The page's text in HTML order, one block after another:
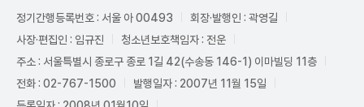
정기간행등록번호 : 서울 아 00493
회장·발행인 : 곽영길
사장·편집인 : 임규진
청소년보호책임자 : 전운
주소 : 서울특별시 종로구 종로 1길 42(수송동 146-1) 이마빌딩 11층
전화 : 02-767-1500
발행일자 : 2007년 11월 15일